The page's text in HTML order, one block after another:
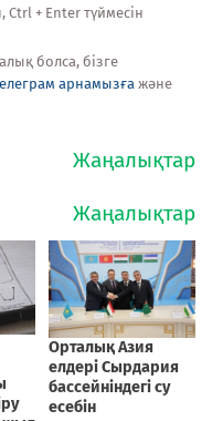
Ctrl + Enter түймесін
болса, бізге
арнамызға және